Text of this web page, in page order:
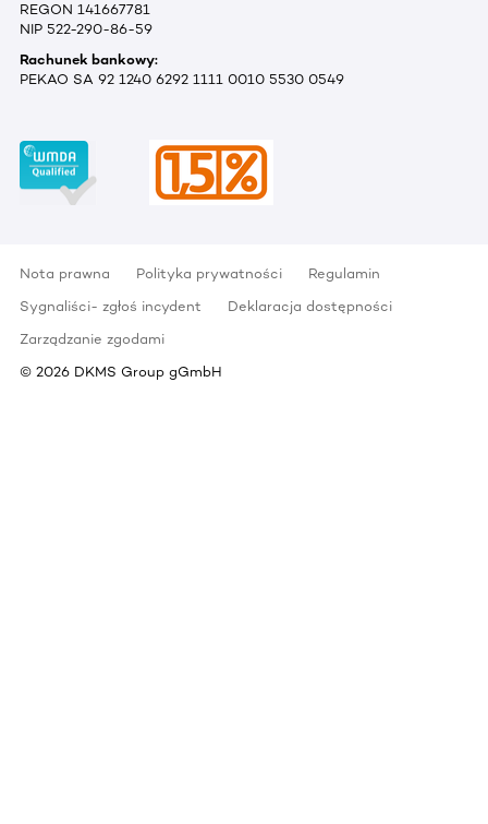
REGON 141667781
NIP 522-290-86-59
Rachunek bankowy:
PEKAO SA 92 1240 6292 1111 0010 5530 0549
Nota prawna Polityka prywatności
Regulamin
Sygnaliści- zgłoś incydent
Deklaracja dostępności
Zarządzanie zgodami
© 2026 DKMS Group gGmbH